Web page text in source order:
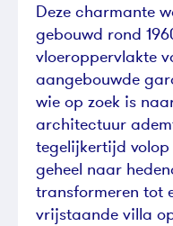
Deze charmante
gebouwd rond
vloeroppervlakte
aangebouwde
wie op zoek is
architectuur
tegelijkertijd
geheel naar
transformeren tot
vrijstaande villa